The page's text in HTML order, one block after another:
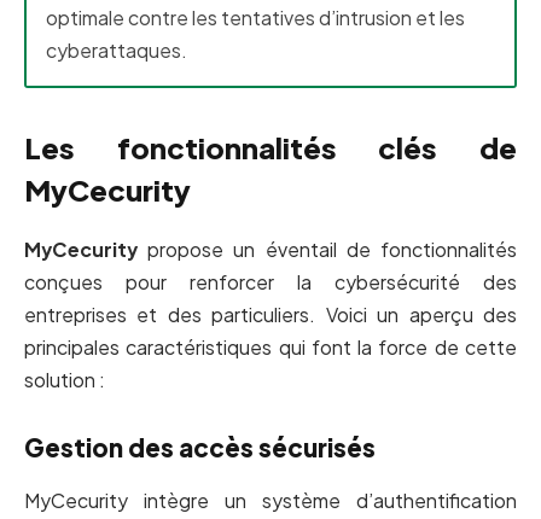
optimale contre les tentatives d’intrusion et les
cyberattaques.
Les fonctionnalités clés de
MyCecurity
MyCecurity propose un éventail de fonctionnalités
conçues pour renforcer la cybersécurité des
entreprises et des particuliers. Voici un aperçu des
principales caractéristiques qui font la force de cette
solution :
Gestion des accès sécurisés
MyCecurity intègre un système d’authentification